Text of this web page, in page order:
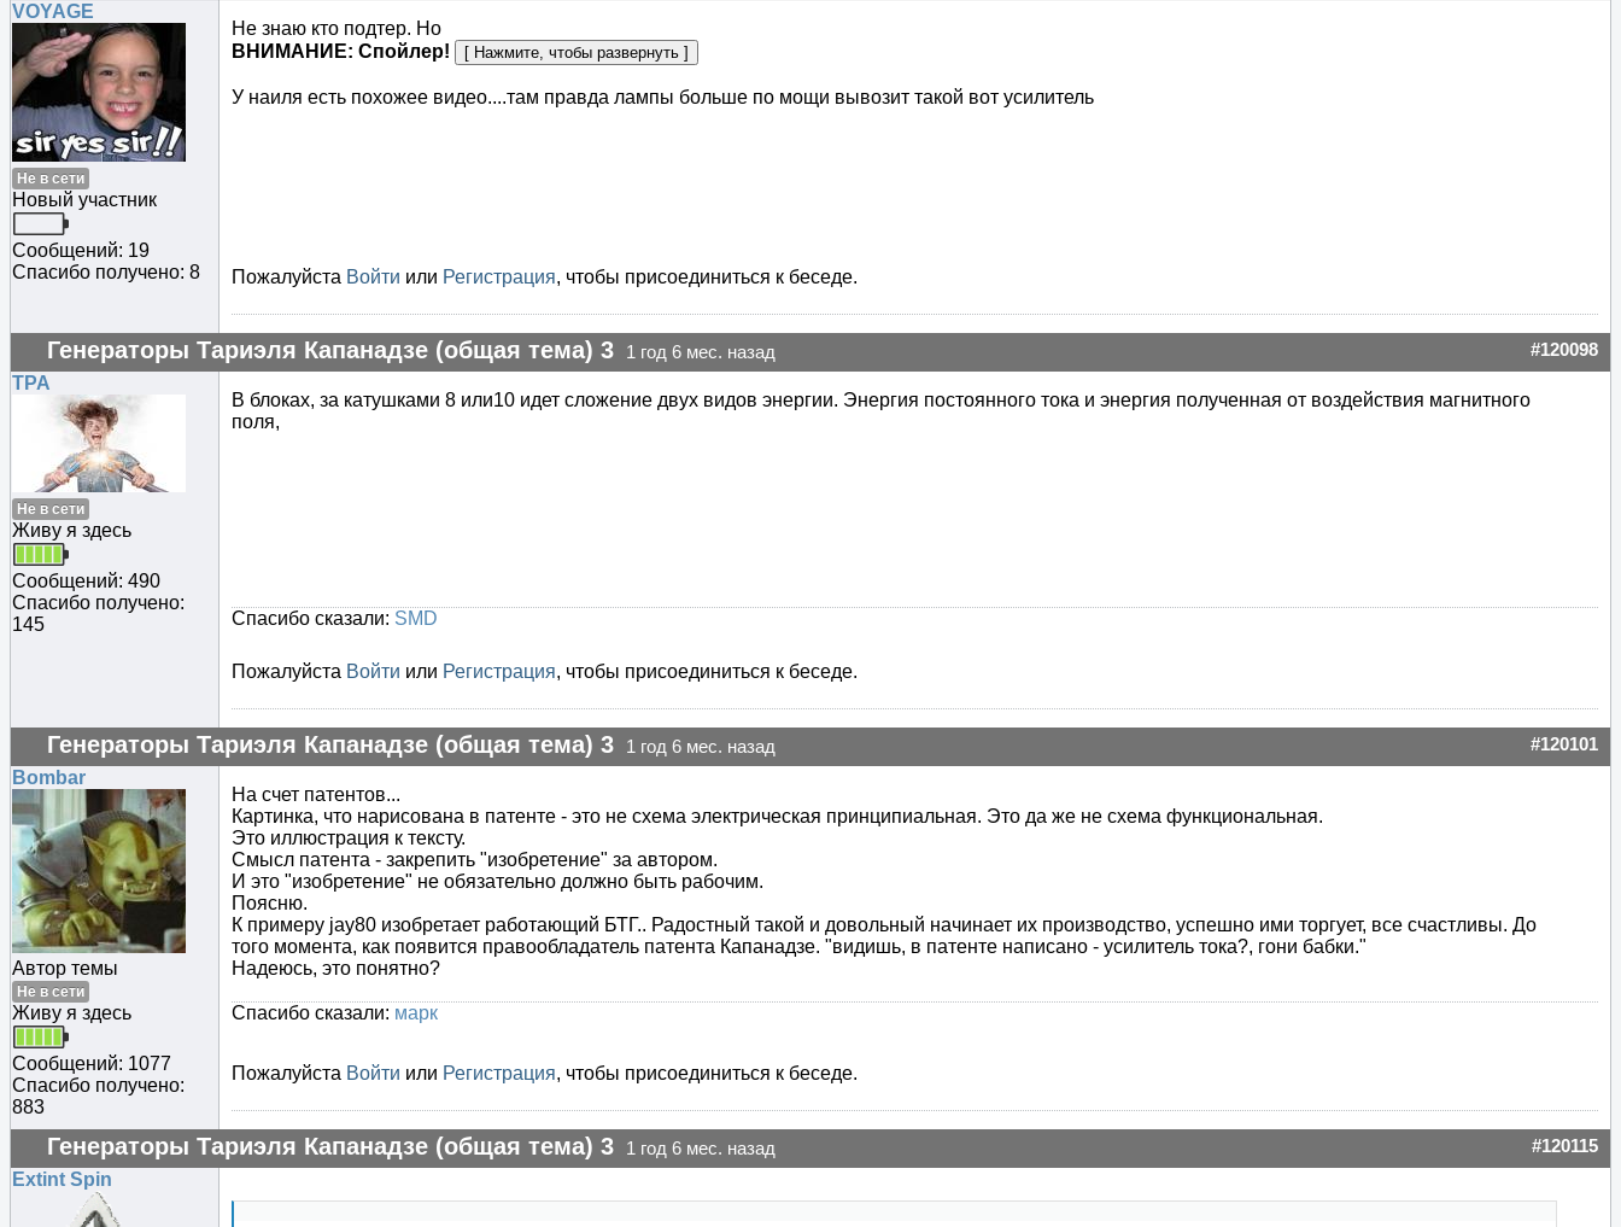
VOYAGE
Не в сети
Новый участник
Сообщений: 19
Спасибо получено: 8
Не знаю кто подтер. Но
ВНИМАНИЕ: Спойлер!
У наиля есть похожее видео....там правда лампы больше по мощи вывозит такой вот усилитель
Пожалуйста Войти или Регистрация, чтобы присоединиться к беседе.
Генераторы Тариэля Капанадзе (общая тема) 3 1 год 6 мес. назад #120098
TPA
Не в сети
Живу я здесь
Сообщений: 490
Спасибо получено:
145
В блоках, за катушками 8 или10 идет сложение двух видов энергии. Энергия постоянного тока и энергия полученная от воздействия магнитного
поля,
Спасибо сказали: SMD
Пожалуйста Войти или Регистрация, чтобы присоединиться к беседе.
Генераторы Тариэля Капанадзе (общая тема) 3 1 год 6 мес. назад #120101
Bombar
Автор темы
Не в сети
Живу я здесь
Сообщений: 1077
Спасибо получено:
883
На счет патентов...
Картинка, что нарисована в патенте - это не схема электрическая принципиальная. Это да же не схема функциональная.
Это иллюстрация к тексту.
Смысл патента - закрепить "изобретение" за автором.
И это "изобретение" не обязательно должно быть рабочим.
Поясню.
К примеру jay80 изобретает работающий БТГ.. Радостный такой и довольный начинает их производство, успешно ими торгует, все счастливы. До
того момента, как появится правообладатель патента Капанадзе. "видишь, в патенте написано - усилитель тока?, гони бабки."
Надеюсь, это понятно?
Спасибо сказали: марк
Пожалуйста Войти или Регистрация, чтобы присоединиться к беседе.
Генераторы Тариэля Капанадзе (общая тема) 3 1 год 6 мес. назад #120115
Extint Spin